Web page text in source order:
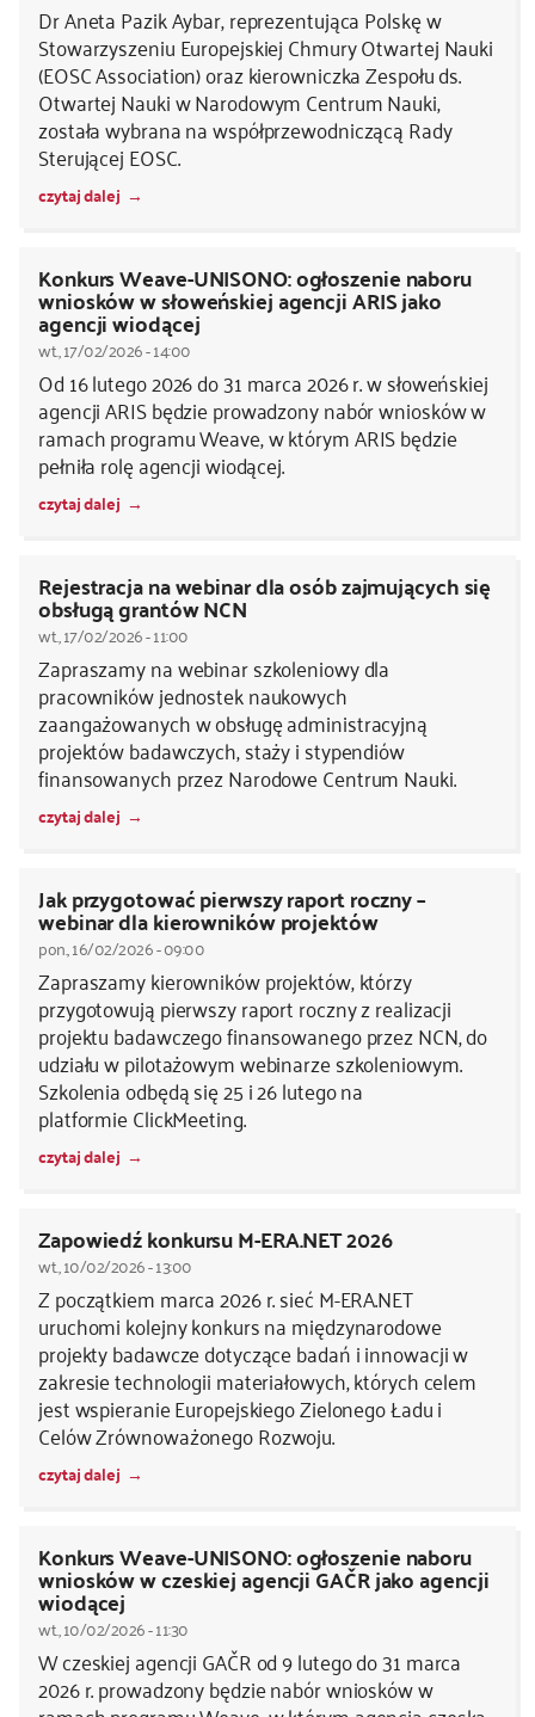
Dr Aneta Pazik Aybar, reprezentująca Polskę w
Stowarzyszeniu Europejskiej Chmury Otwartej Nauki
(EOSC Association) oraz kierowniczka Zespołu ds.
Otwartej Nauki w Narodowym Centrum Nauki,
została wybrana na współprzewodniczącą Rady
Sterującej EOSC.
czytaj dalej
Konkurs Weave-UNISONO: ogłoszenie naboru
wniosków w słoweńskiej agencji ARIS jako
agencji wiodącej
wt., 17/02/2026 - 14:00
Od 16 lutego 2026 do 31 marca 2026 r. w słoweńskiej
agencji ARIS będzie prowadzony nabór wniosków w
ramach programu Weave, w którym ARIS będzie
pełniła rolę agencji wiodącej.
czytaj dalej
Rejestracja na webinar dla osób zajmujących się
obsługą grantów NCN
wt., 17/02/2026 - 11:00
Zapraszamy na webinar szkoleniowy dla
pracowników jednostek naukowych
zaangażowanych w obsługę administracyjną
projektów badawczych, staży i stypendiów
finansowanych przez Narodowe Centrum Nauki.
czytaj dalej
Jak przygotować pierwszy raport roczny –
webinar dla kierowników projektów
pon., 16/02/2026 - 09:00
Zapraszamy kierowników projektów, którzy
przygotowują pierwszy raport roczny z realizacji
projektu badawczego finansowanego przez NCN, do
udziału w pilotażowym webinarze szkoleniowym.
Szkolenia odbędą się 25 i 26 lutego na
platformie ClickMeeting.
czytaj dalej
Zapowiedź konkursu M-ERA.NET 2026
wt., 10/02/2026 - 13:00
Z początkiem marca 2026 r. sieć M-ERA.NET
uruchomi kolejny konkurs na międzynarodowe
projekty badawcze dotyczące badań i innowacji w
zakresie technologii materiałowych, których celem
jest wspieranie Europejskiego Zielonego Ładu i
Celów Zrównoważonego Rozwoju.
czytaj dalej
Konkurs Weave-UNISONO: ogłoszenie naboru
wniosków w czeskiej agencji GAČR jako agencji
wiodącej
wt., 10/02/2026 - 11:30
W czeskiej agencji GAČR od 9 lutego do 31 marca
2026 r. prowadzony będzie nabór wniosków w